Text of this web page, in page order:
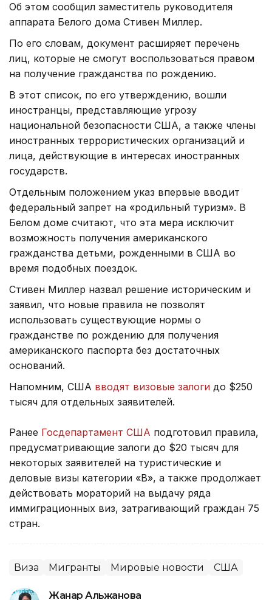
Об этом сообщил заместитель руководителя
аппарата Белого дома Стивен Миллер.
По его словам, документ расширяет перечень
лиц, которые не смогут воспользоваться правом
на получение гражданства по рождению.
В этот список, по его утверждению, вошли
иностранцы, представляющие угрозу
национальной безопасности США, а также члены
иностранных террористических организаций и
лица, действующие в интересах иностранных
государств.
Отдельным положением указ впервые вводит
федеральный запрет на «родильный туризм». В
Белом доме считают, что эта мера исключит
возможность получения американского
гражданства детьми, рожденными в США во
время подобных поездок.
Стивен Миллер назвал решение историческим и
заявил, что новые правила не позволят
использовать существующие нормы о
гражданстве по рождению для получения
американского паспорта без достаточных
оснований.
Напомним, США вводят визовые залоги до $250
тысяч для отдельных заявителей.
Ранее Госдепартамент США подготовил правила,
предусматривающие залоги до $20 тысяч для
некоторых заявителей на туристические и
деловые визы категории «B», а также продолжает
действовать мораторий на выдачу ряда
иммиграционных виз, затрагивающий граждан 75
стран.
Виза Мигранты Мировые новости США
Жанар Альжанова